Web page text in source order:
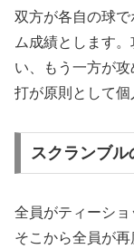
双方が各自の球
ム成績とします
い、もう一方が
打が原則として個
スクランブル
全員がティーショ
そこから全員が